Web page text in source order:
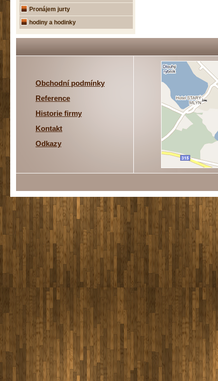
Pronájem jurty
hodiny a hodinky
Obchodní podmínky
Reference
Historie firmy
Kontakt
Odkazy